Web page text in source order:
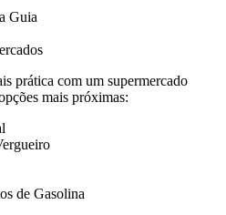
Guia
prática com um supermercado
mais próximas:
de Gasolina